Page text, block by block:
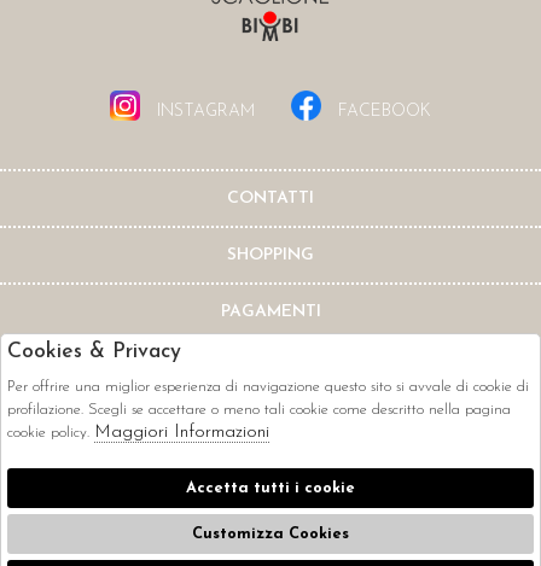
INSTAGRAM FACEBOOK
CONTATTI
SHOPPING
PAGAMENTI
CORRIERI
Cookies & Privacy
Per offrire una miglior esperienza di navigazione questo sito si avvale di cookie di
profilazione. Scegli se accettare o meno tali cookie come descritto nella pagina
cookie policy. Maggiori Informazioni
Accetta tutti i cookie
Customizza Cookies